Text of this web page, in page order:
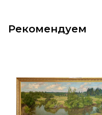
Рекомендуем